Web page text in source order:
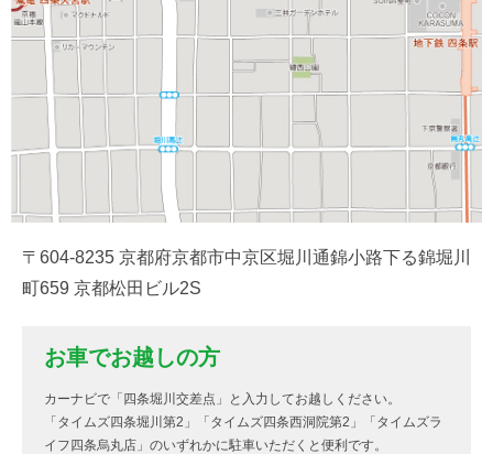
〒604-8235 京都府京都市中京区堀川通錦小路下る錦堀川
町659 京都松田ビル2S
お車でお越しの方
カーナビで「四条堀川交差点」と入力してお越しください。
「タイムズ四条堀川第2」「タイムズ四条西洞院第2」「タイムズラ
イフ四条烏丸店」のいずれかに駐車いただくと便利です。